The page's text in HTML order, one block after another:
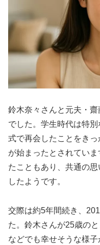
鈴木奈々さんと元夫・
でした。学生時代は特
式で再会したことをき
が始まったとされてい
たこともあり、共通の
したようです。
交際は約5年間続き、
た。鈴木さんが25歳の
などでも幸せそうな様